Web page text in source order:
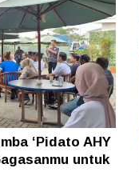
‘Pidato AHY
untuk